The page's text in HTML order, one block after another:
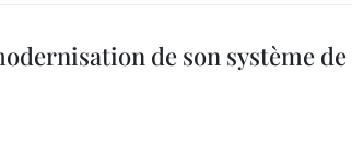
de son système de